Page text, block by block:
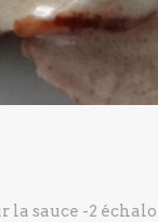
la sauce -2